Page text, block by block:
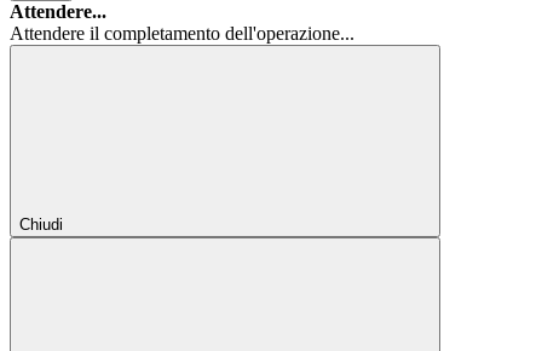
Attendere...
Attendere il completamento dell'operazione...
Chiudi